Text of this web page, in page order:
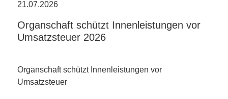
21.07.2026
Organschaft schützt Innenleistungen vor
Umsatzsteuer 2026
Organschaft schützt Innenleistungen vor
Umsatzsteuer